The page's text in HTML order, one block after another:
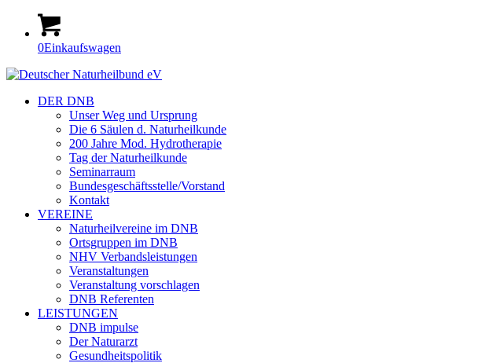
0Einkaufswagen
DER DNB
Unser Weg und Ursprung
Die 6 Säulen d. Naturheilkunde
200 Jahre Mod. Hydrotherapie
Tag der Naturheilkunde
Seminarraum
Bundesgeschäftsstelle/Vorstand
Kontakt
VEREINE
Naturheilvereine im DNB
Ortsgruppen im DNB
NHV Verbandsleistungen
Veranstaltungen
Veranstaltung vorschlagen
DNB Referenten
LEISTUNGEN
DNB impulse
Der Naturarzt
Gesundheitspolitik